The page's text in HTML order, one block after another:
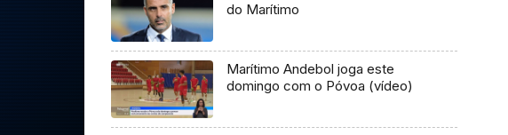
do Marítimo
Marítimo Andebol joga este
domingo com o Póvoa (vídeo)